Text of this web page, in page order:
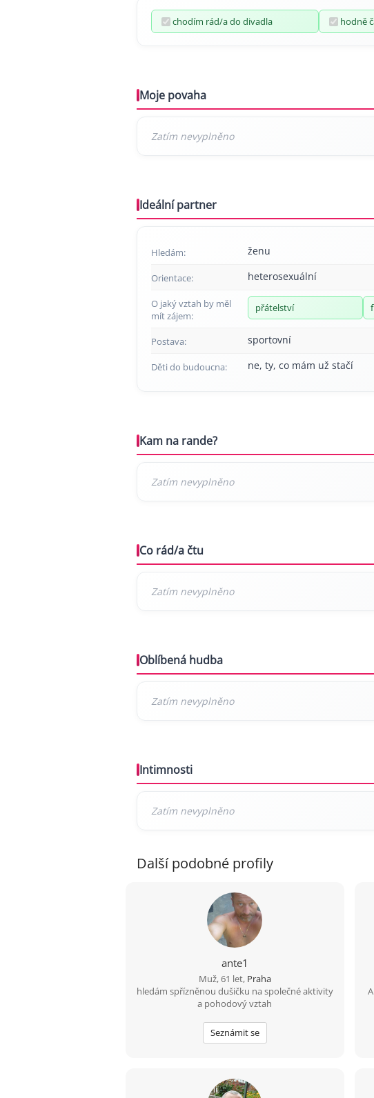
chodím rád/a do divadla hodně
Moje povaha
Ideální partner
Hledám: ženu
Orientace: heterosexuální
O jaký vztah by měl
mít zájem:
přátelství
Postava: sportovní
Děti do budoucna: ne, ty, co mám už stačí
Kam na rande?
Co rád/a čtu
Oblíbená hudba
Intimnosti
Další podobné profily
ante1
Muž, 61 let, Praha
hledám spřízněnou dušičku na společné aktivity
a pohodový vztah
Seznámit se